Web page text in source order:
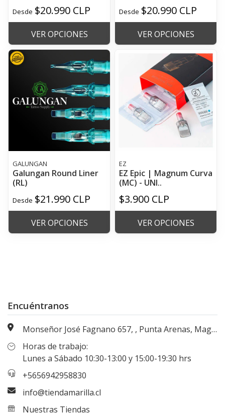
Desde $20.990 CLP
VER OPCIONES
Desde $20.990 CLP
VER OPCIONES
GALUNGAN
Galungan Round Liner
(RL)
Desde $21.990 CLP
VER OPCIONES
EZ
EZ Epic | Magnum Curva
(MC) - UNI..
$3.900 CLP
VER OPCIONES
Encuéntranos
Monseñor José Fagnano 657, , Punta Arenas, Magallanes, Chile
Horas de trabajo:
Lunes a Sábado 10:30-13:00 y 15:00-19:30 hrs
+5656942958830
info@tiendamarilla.cl
Nuestras Tiendas